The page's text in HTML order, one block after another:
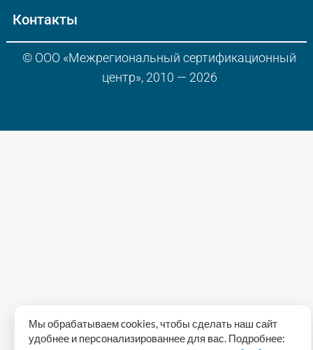
Контакты
© ООО «Межрегиональный сертификационный
центр», 2010 — 2026
Мы обрабатываем cookies, чтобы сделать наш сайт
удобнее и персонализированнее для вас. Подробнее: